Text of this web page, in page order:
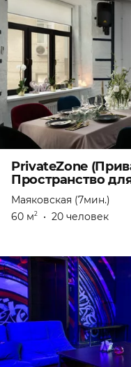
PrivateZone
Пространство
Маяковская (7мин.)
60 м2 • 20 человек